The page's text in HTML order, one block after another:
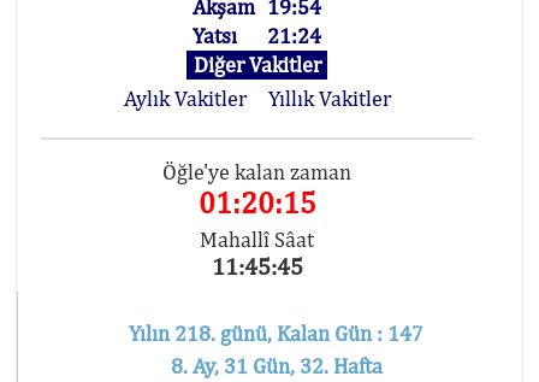
Akşam 19:54
Yatsı
21:24
Diğer Vakitler
Aylık Vakitler
Yıllık Vakitler
Öğle'ye kalan zaman
01:20:15
Mahallî Sâat
11:45:45
Yılın 218. günü, Kalan Gün : 147
8. Ay, 31 Gün, 32. Hafta